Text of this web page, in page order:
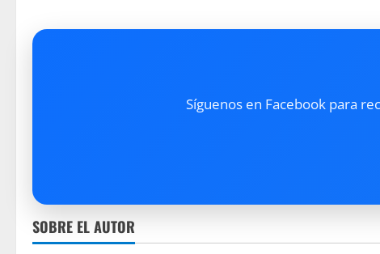
Síguenos en Facebook para
SOBRE EL AUTOR